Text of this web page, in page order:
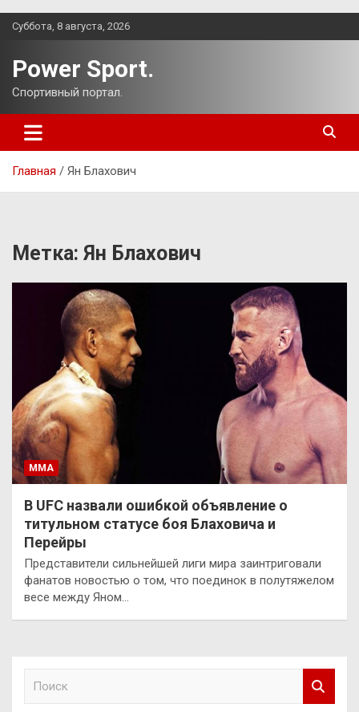
Перейти
Суббота, 8 августа, 2026
Power Sport.
Спортивный портал.
Главная Ян Блахович
Метка: Ян Блахович
ММА
В UFC назвали ошибкой объявление о
титульном статусе боя Блаховича и
Перейры
Представители сильнейшей лиги мира заинтриговали
фанатов новостью о том, что поединок в полутяжелом
весе между Яном…